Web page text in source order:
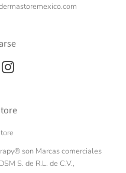
Instagram
son Marcas comerciales
S. de R.L. de C.V.,